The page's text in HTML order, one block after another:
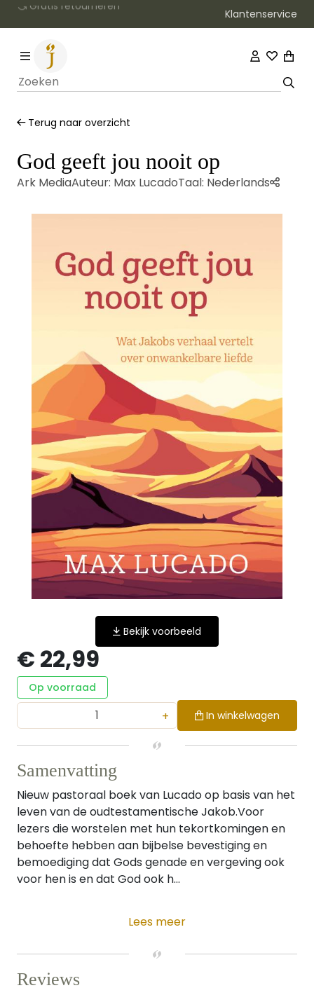
Bezorging binnen 1–2 werkdagen
Klantenservice
Terug naar overzicht
God geeft jou nooit op
Ark MediaAuteur: Max LucadoTaal: Nederlands
Bekijk voorbeeld
€ 22,99
Op voorraad
+ In winkelwagen
Samenvatting
Nieuw pastoraal boek van Lucado op basis van het
leven van de oudtestamentische Jakob.Voor
lezers die worstelen met hun tekortkomingen en
behoefte hebben aan bijbelse bevestiging en
bemoediging dat Gods genade en vergeving ook
voor hen is en dat God ook h...
Lees meer
Reviews